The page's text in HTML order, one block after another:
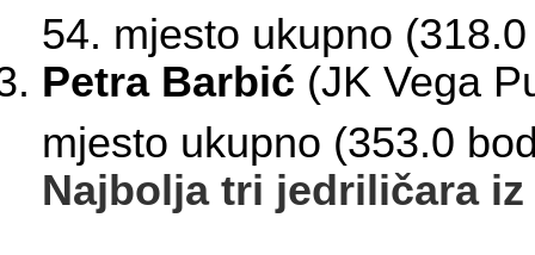
54. mjesto ukupno
Petra Barbić (JK Vega
mjesto ukupno (353.0
Najbolja tri jedriličara